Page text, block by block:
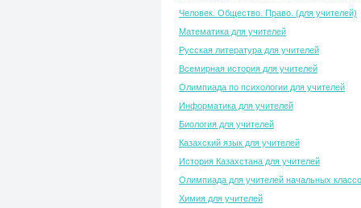
Человек. Общество. Право. (для учителей)
Математика для учителей
Русская литература для учителей
Всемирная история для учителей
Олимпиада по психологии для учителей
Информатика для учителей
Биология для учителей
Казахский язык для учителей
История Казахстана для учителей
Олимпиада для учителей начальных
Химия для учителей